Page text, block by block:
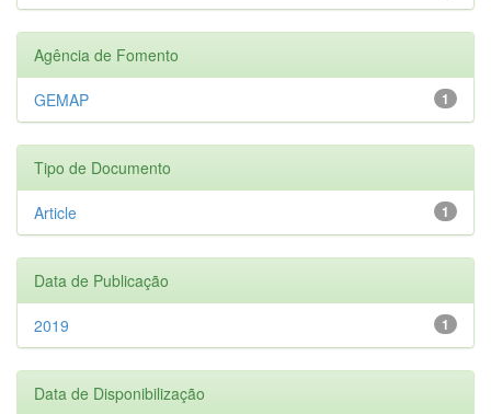
Agência de Fomento
1
GEMAP
Tipo de Documento
1
Article
Data de Publicação
1
2019
Data de Disponibilização